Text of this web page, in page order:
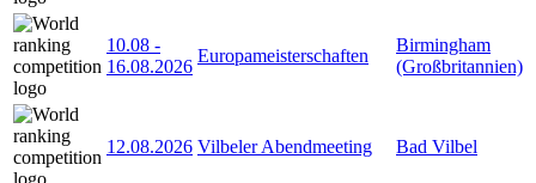
10.08 -
16.08.2026
Europameisterschaften
Birmingham
(Großbritannien)
12.08.2026 Vilbeler Abendmeeting Bad Vilbel